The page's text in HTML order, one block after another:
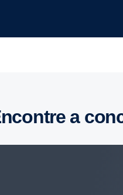
Encontre a